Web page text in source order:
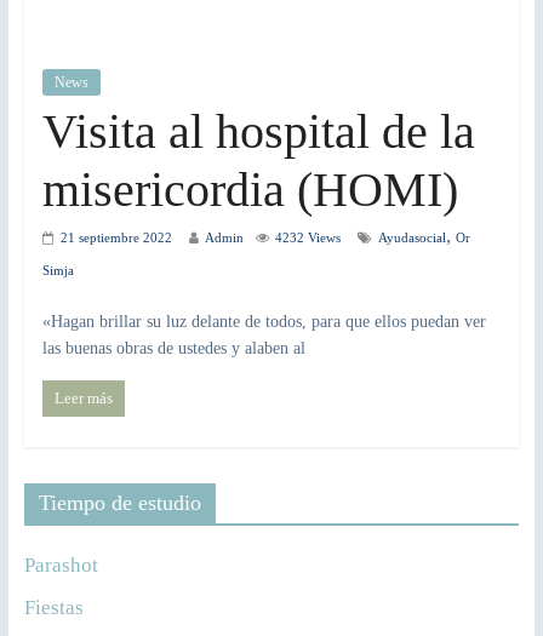
News
Visita al hospital de la
misericordia (HOMI)
21 septiembre 2022 Admin 4232 Views Ayudasocial, Or
Simja
«Hagan brillar su luz delante de todos, para que ellos puedan ver
las buenas obras de ustedes y alaben al
Leer más
Tiempo de estudio
Parashot
Fiestas